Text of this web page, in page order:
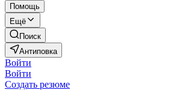
Помощь
Ещё
Поиск
Антиповка
Войти
Войти
Создать резюме